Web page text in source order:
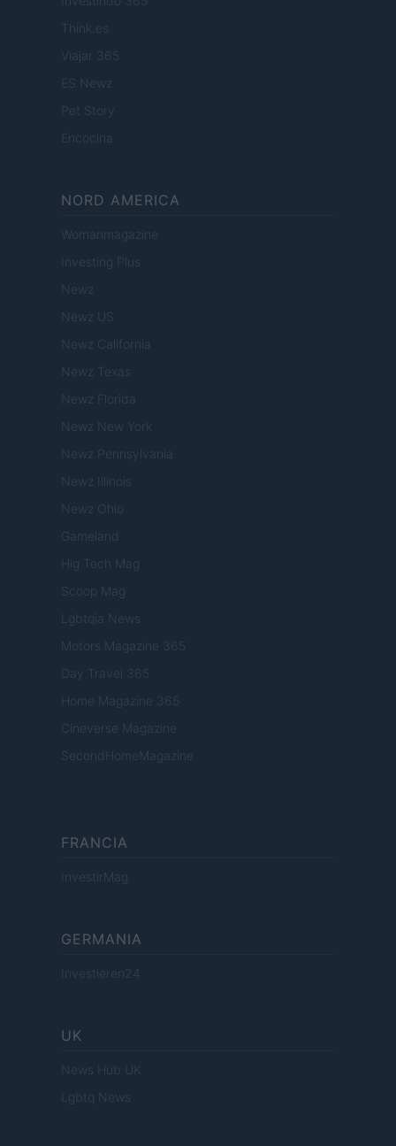
Think.es
Viajar 365
ES Newz
Pet Story
Encocina
NORD AMERICA
Womanmagazine
Investing Plus
Newz
Newz US
Newz California
Newz Texas
Newz Florida
Newz New York
Newz Pennsylvania
Newz Illinois
Newz Ohio
Gameland
Hig Tech Mag
Scoop Mag
Lgbtqia News
Motors Magazine 365
Day Travel 365
Home Magazine 365
Cineverse Magazine
SecondHomeMagazine
FRANCIA
InvestirMag
GERMANIA
Investieren24
UK
News Hub UK
Lgbtq News